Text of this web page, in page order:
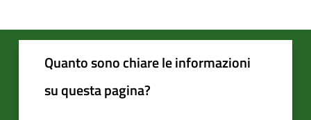
Quanto sono chiare le informazioni
su questa pagina?